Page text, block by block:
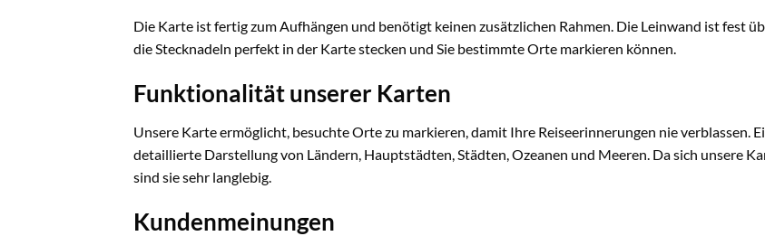
Die Karte ist fertig zum Aufhängen und benötigt keinen zusätzlichen Rahmen. Die Leinwand ist fest
die Stecknadeln perfekt in der Karte stecken und Sie bestimmte Orte markieren können.
Funktionalität unserer Karten
Unsere Karte ermöglicht, besuchte Orte zu markieren, damit Ihre Reiseerinnerungen nie verblassen.
detaillierte Darstellung von Ländern, Hauptstädten, Städten, Ozeanen und Meeren. Da sich unsere
sind sie sehr langlebig.
Kundenmeinungen